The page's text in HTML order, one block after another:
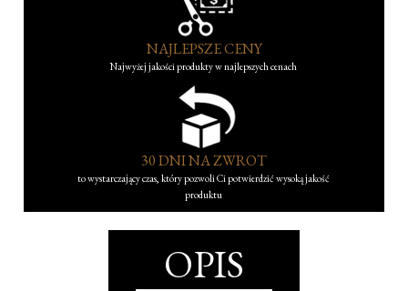
NAJLEPSZE CENY
Najwyżej jakości produkty w najlepszych cenach
30 DNI NA ZWROT
to wystarczający czas, który pozwoli Ci potwierdzić wysoką jakość
produktu
OPIS